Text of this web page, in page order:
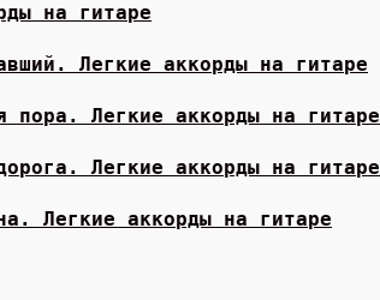
на гитаре
Легкие аккорды на гитаре
пора. Легкие аккорды на гитаре
Легкие аккорды на гитаре
Легкие аккорды на гитаре